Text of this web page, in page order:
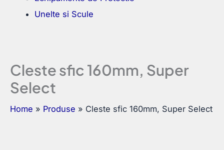
Unelte si Scule
Cleste sfic 160mm, Super
Select
Home Produse Cleste sfic 160mm, Super Select